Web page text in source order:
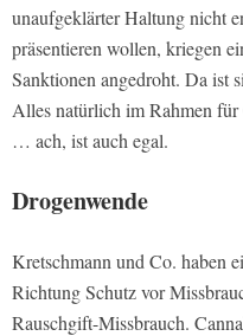
unaufgeklärter Haltung nicht
präsentieren wollen, kriegen
Sanktionen angedroht. Da ist
Alles natürlich im Rahmen
… ach, ist auch egal.
Drogenwende
Kretschmann und Co. haben
Richtung Schutz vor
Rauschgift-Missbrauch.